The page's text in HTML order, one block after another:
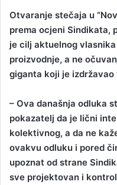
Otvaranje stečaja u
prema ocjeni Sindikata,
je cilj aktuelnog
proizvodnje, a ne
giganta koji je
– Ova današnja odluka
pokazatelj da je lični
kolektivnog, a da ne
ovakvu odluku i pored
upoznat od strane
sve projektovan i